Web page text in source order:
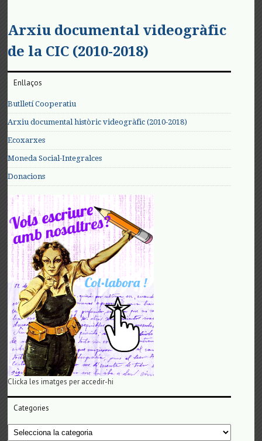
Arxiu documental videogràfic
de la CIC (2010-2018)
Enllaços
Butlletí Cooperatiu
Arxiu documental històric videogràfic (2010-2018)
Ecoxarxes
Moneda Social-Integralces
Donacions
Clicka les imatges per accedir-hi
Categories
Categories